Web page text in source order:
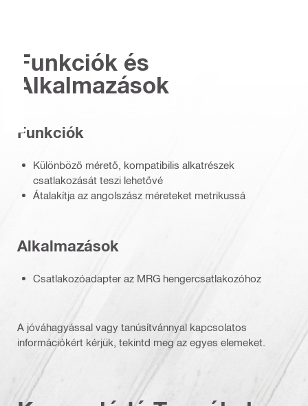
Funkciók és
Alkalmazások
Funkciók
Különböző mérető, kompatibilis alkatrészek
csatlakozását teszi lehetővé
Átalakítja az angolszász méreteket metrikussá
Alkalmazások
Csatlakozóadapter az MRG hengercsatlakozóhoz
A jóváhagyással vagy tanúsítvánnyal kapcsolatos
információkért kérjük, tekintd meg az egyes elemeket.